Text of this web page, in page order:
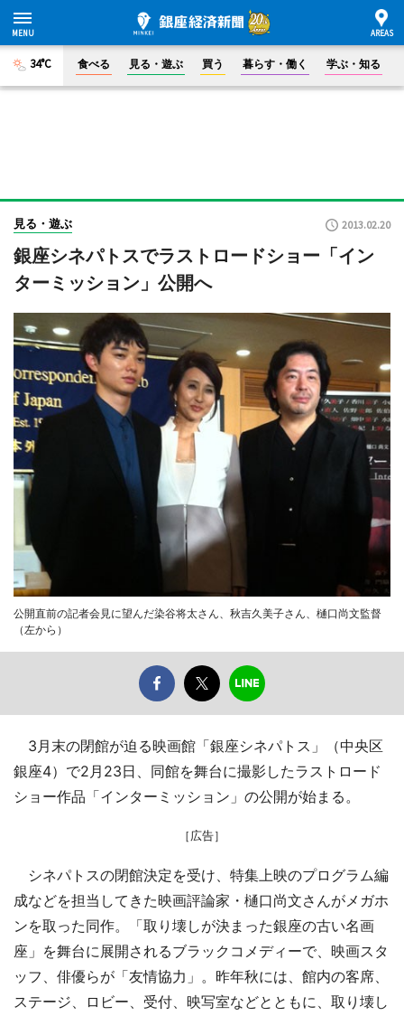
34°C 食べる 見る・遊ぶ 買う 暮らす・働く 学ぶ・知る
見る・遊ぶ 2013.02.20
銀座シネパトスでラストロードショー「イン
ターミッション」公開へ
公開直前の記者会見に望んだ染谷将太さん、秋吉久美子さん、樋口尚文監督
（左から）
3月末の閉館が迫る映画館「銀座シネパトス」（中央区
銀座4）で2月23日、同館を舞台に撮影したラストロード
ショー作品「インターミッション」の公開が始まる。
［広告］
シネパトスの閉館決定を受け、特集上映のプログラム編
成などを担当してきた映画評論家・樋口尚文さんがメガホ
ンを取った同作。「取り壊しが決まった銀座の古い名画
座」を舞台に展開されるブラックコメディーで、映画スタ
ッフ、俳優らが「友情協力」。昨年秋には、館内の客席、
ステージ、ロビー、受付、映写室などとともに、取り壊し